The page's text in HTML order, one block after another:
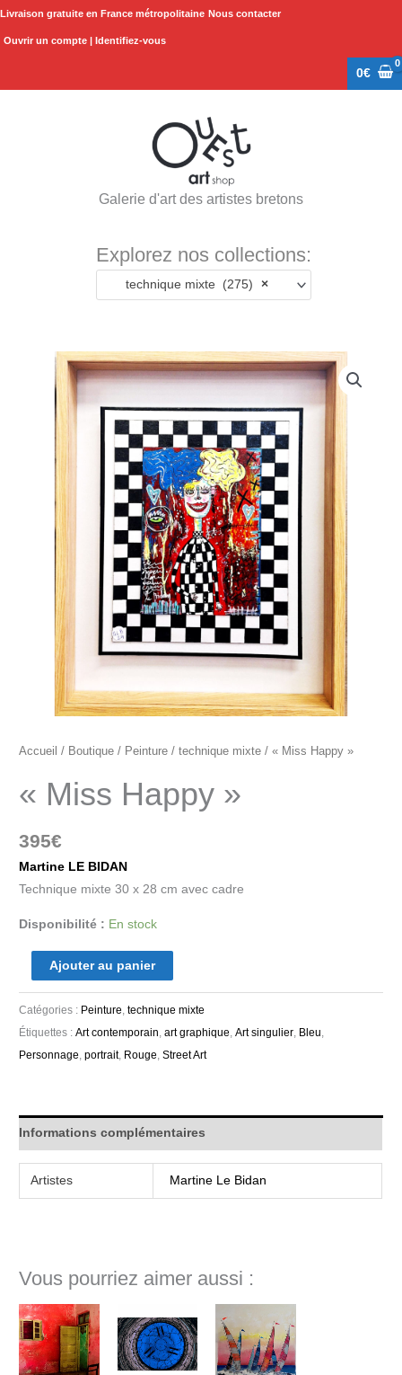
Aller
Livraison gratuite en France métropolitaine Nous contacter
Ouvrir un compte | Identifiez-vous
0€
Galerie d'art des artistes bretons
Explorez nos collections:
×
technique mixte (275)
Accueil / Boutique / Peinture /technique mixte / « Miss Happy »
« Miss Happy »
395€
Martine LE BIDAN
Technique mixte 30 x 28 cm avec cadre
Disponibilité : En stock
quantité
Happy"
Ajouter au panier
Catégories : Peinture ,technique mixte
Étiquettes :Art contemporain ,art graphique ,Art singulier Bleu
Personnage ,portrait, Rouge ,Street Art
Informations complémentaires
Artistes Martine Le Bidan
Vous pourriez aimer aussi :
de
prix :
600€
à